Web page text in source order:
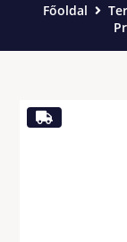
Főoldal